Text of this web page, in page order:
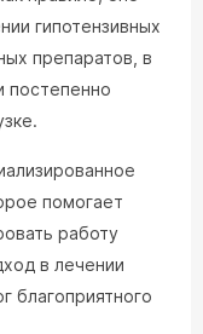
гипотензивных
препаратов, в
постепенно
помогает
работу
в лечении
благоприятного